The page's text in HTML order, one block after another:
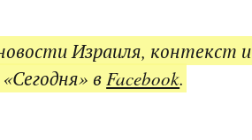
Израиля, контекст и
вFacebook.